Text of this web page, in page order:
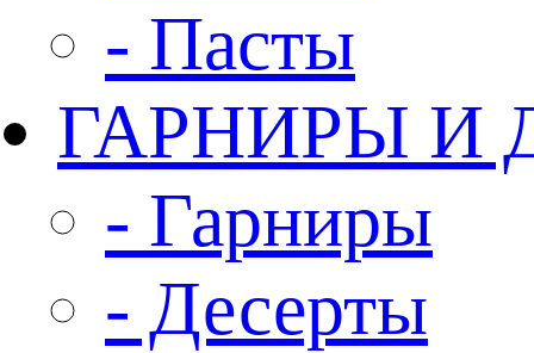
- Пасты
ГАРНИРЫ И
- Гарниры
- Десерты